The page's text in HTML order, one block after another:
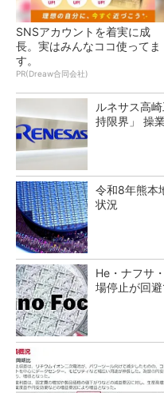
SNSアカウントを着実に成
長。実はみんなココ使ってま
す。
PR(Dreaw合同会社)
ルネサス高
持限界」 操
令和8年熊本
状況
He・ナフサ
場停止が回